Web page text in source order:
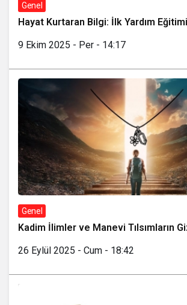
Genel
Hayat Kurtaran Bilgi: İlk Yardım
9 Ekim 2025 - Per - 14:17
Genel
Kadim İlimler ve Manevi Tılsımların
26 Eylül 2025 - Cum - 18:42